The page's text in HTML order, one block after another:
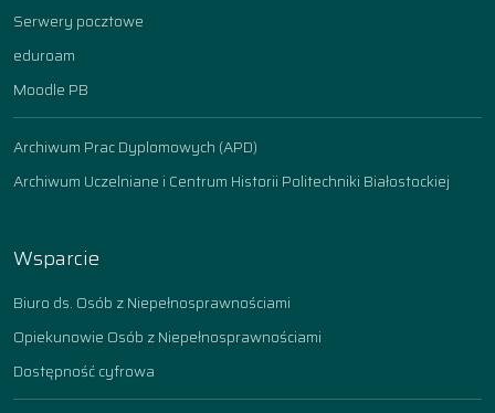
Serwery pocztowe
eduroam
Moodle PB
Archiwum Prac Dyplomowych (APD)
Archiwum Uczelniane i Centrum Historii Politechniki Białostockiej
Wsparcie
Biuro ds. Osób z Niepełnosprawnościami
Opiekunowie Osób z Niepełnosprawnościami
Dostępność cyfrowa